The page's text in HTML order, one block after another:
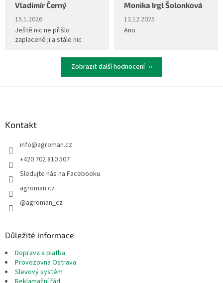
Vladimír Černý
Hodnocení obchodu je 5 z 5 hvězdiček.
15.1.2026
Ještě nic ne přišlo
zaplacené ji a stále nic
Monika Irgl Šolonková
Hodnocení obchodu je 5 z 5
12.12.2025
Ano
Zobrazit další hodnocení
Kontakt
info@agroman.cz
+420 702 810 507
Sledujte nás na Facebooku
agroman.cz
@agroman_cz
Důležité informace
Doprava a platba
Provozovna Ostrava
Slevový systém